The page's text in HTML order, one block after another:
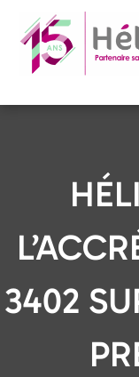
3402